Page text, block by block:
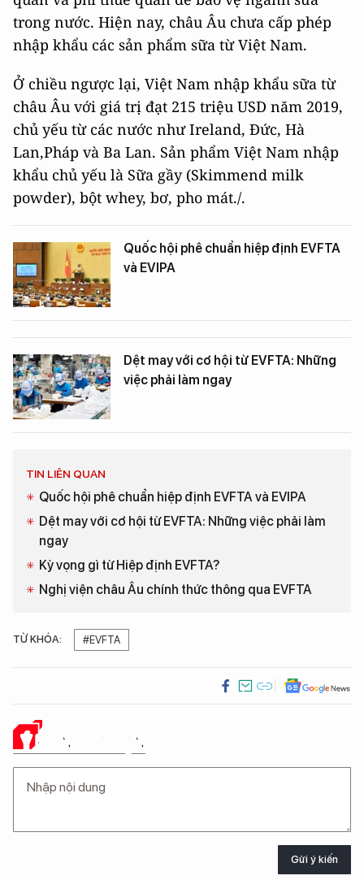
trong nước. Hiện nay, châu Âu chưa cấp phép
nhập khẩu các sản phẩm sữa từ Việt Nam.
Ở chiều ngược lại, Việt Nam nhập khẩu sữa từ
châu Âu với giá trị đạt 215 triệu USD năm 2019,
chủ yếu từ các nước như Ireland, Đức, Hà
Lan,Pháp và Ba Lan. Sản phẩm Việt Nam nhập
khẩu chủ yếu là Sữa gầy (Skimmend milk
powder), bột whey, bơ, pho mát./.
Quốc hội phê chuẩn hiệp định EVFTA
và EVIPA
Dệt may với cơ hội từ EVFTA: Những
việc phải làm ngay
TIN LIÊN QUAN
Quốc hội phê chuẩn hiệp định EVFTA và EVIPA
Dệt may với cơ hội từ EVFTA: Những việc phải làm
ngay
Kỳ vọng gì từ Hiệp định EVFTA?
Nghị viện châu Âu chính thức thông qua EVFTA
TỪ KHÓA: #EVFTA
Ý KIẾN CỦA BẠN
Gửi ý kiến